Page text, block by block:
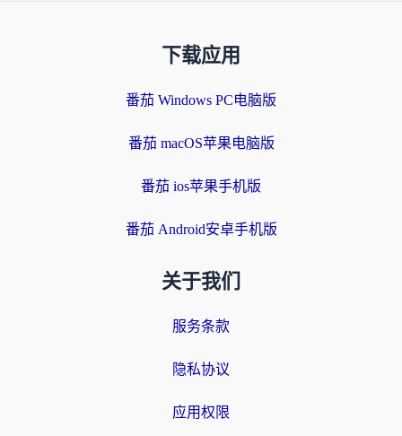
下载应用
番茄 Windows PC电脑版
番茄 macOS苹果电脑版
番茄 ios苹果手机版
番茄 Android安卓手机版
关于我们
服务条款
隐私协议
应用权限